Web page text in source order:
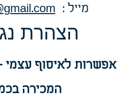
: מייל
הצהרת
אפשרות לאיסוף עצמי -
המכירה